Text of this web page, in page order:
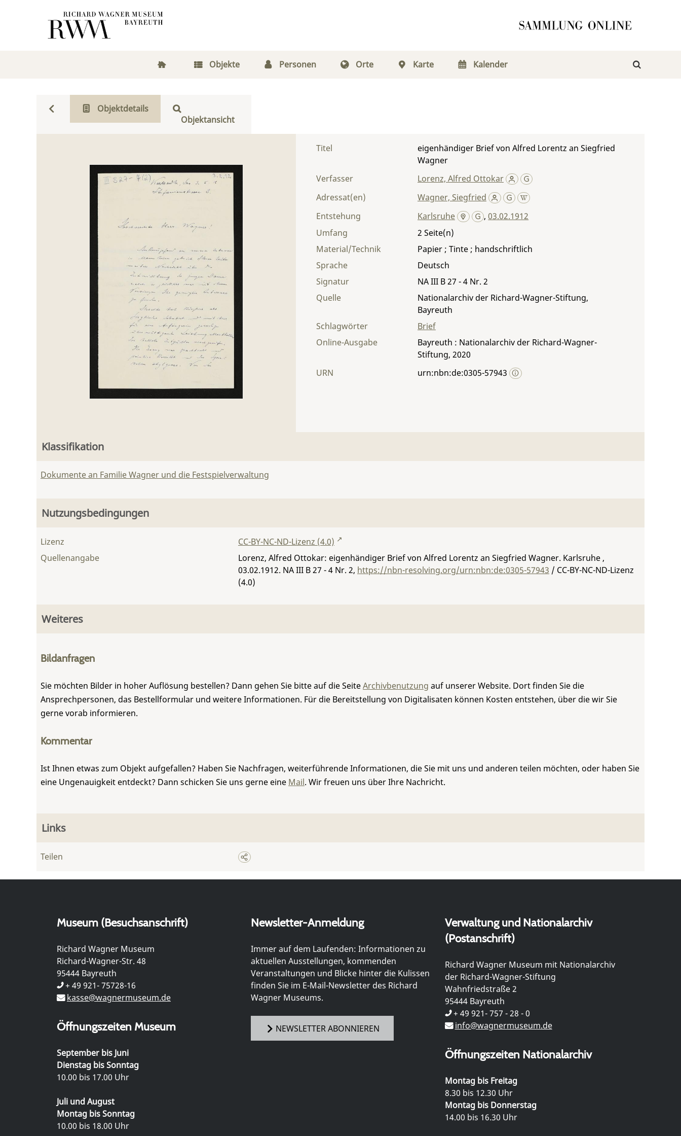
Objekte Personen Orte Karte Kalender
Objektdetails
Objektansicht
Titel
eigenhändiger Brief von Alfred Lorentz an Siegfried
Wagner
Verfasser
Lorenz, Alfred Ottokar
Adressat(en)
Wagner, Siegfried
Entstehung
Karlsruhe ,03.02.1912
Umfang
2
Material/Technik
Papier ; Tinte ; handschriftlich
Sprache
Deutsch
Signatur
NA III B 27 - 4 Nr. 2
Quelle
Nationalarchiv der Richard-Wagner-Stiftung,
Bayreuth
Schlagwörter
Brief
Online-Ausgabe
Bayreuth : Nationalarchiv der Richard-Wagner-
Stiftung, 2020
URN
urn:nbn:de:0305-57943
Klassifikation
Dokumente an Familie Wagner und die Festspielverwaltung
Nutzungsbedingungen
Lizenz
CC-BY-NC-ND-Lizenz (4.0)
Quellenangabe
Lorenz, Alfred Ottokar: eigenhändiger Brief von Alfred Lorentz an Siegfried Wagner. Karlsruhe ,
03.02.1912. NA III B 27 - 4 Nr. 2, https://nbn-resolving.org/urn:nbn:de:0305-57943 / CC-BY-NC-ND-Lizenz
(4.0)
Weiteres
Bildanfragen
Sie möchten Bilder in hoher Auflösung bestellen? Dann gehen Sie bitte auf die SeiteArchivbenutzung auf unserer Website. Dort finden Sie die
Ansprechpersonen, das Bestellformular und weitere Informationen. Für die Bereitstellung von Digitalisaten können Kosten entstehen, über die wir Sie
gerne vorab informieren.
Kommentar
Ist Ihnen etwas zum Objekt aufgefallen? Haben Sie Nachfragen, weiterführende Informationen, die Sie mit uns und anderen teilen möchten, oder haben Sie
eine Ungenauigkeit entdeckt? Dann schicken Sie uns gerne eine Mail. Wir freuen uns über Ihre Nachricht.
Links
Teilen
Museum (Besuchsanschrift)
Richard Wagner Museum
Richard-Wagner-Str. 48
95444 Bayreuth
+ 49 921- 75728-16
kasse@wagnermuseum.de
Öffnungszeiten Museum
September bis Juni
Dienstag bis Sonntag
10.00 bis 17.00 Uhr
Juli und August
Montag bis Sonntag
10.00 bis 18.00 Uhr
Newsletter-Anmeldung
Immer auf dem Laufenden: Informationen zu
aktuellen Ausstellungen, kommenden
Veranstaltungen und Blicke hinter die Kulissen
finden Sie im E-Mail-Newsletter des Richard
Wagner Museums.
NEWSLETTER ABONNIEREN
Verwaltung und Nationalarchiv
(Postanschrift)
Richard Wagner Museum mit Nationalarchiv
der Richard-Wagner-Stiftung
Wahnfriedstraße 2
95444 Bayreuth
+ 49 921- 757 - 28 - 0
info@wagnermuseum.de
Öffnungszeiten Nationalarchiv
Montag bis Freitag
8.30 bis 12.30 Uhr
Montag bis Donnerstag
14.00 bis 16.30 Uhr